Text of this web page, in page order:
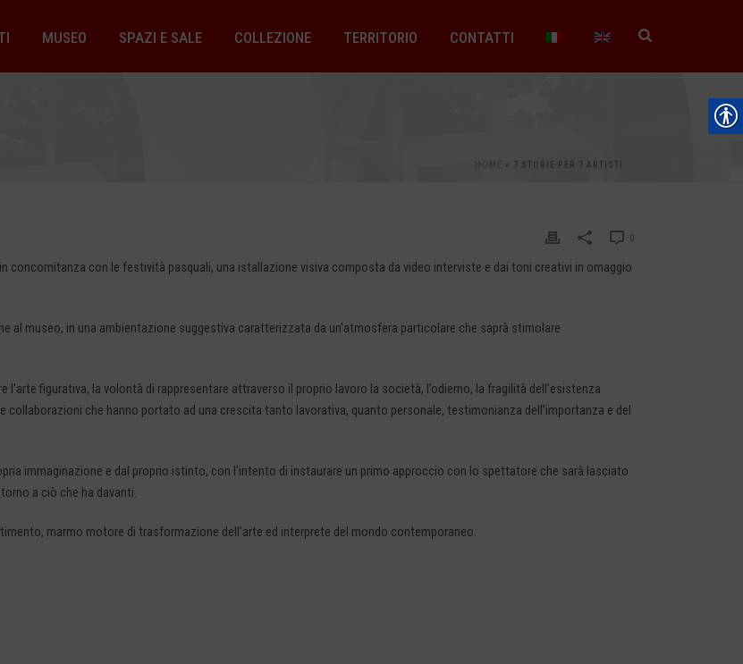
MUSEO SPAZI E SALE COLLEZIONE TERRITORIO CONTATTI
» 7 STORIE PER 7 ARTISTI
0
concomitanza con le festività pasquali, una istallazione visiva composta da video interviste e dai toni creativi in omaggio
al museo, in una ambientazione suggestiva caratterizzata da un’atmosfera particolare che saprà stimolare
figurativa, la volontà di rappresentare attraverso il proprio lavoro la società, l’odierno, la fragilità dell’esistenza
che hanno portato ad una crescita tanto lavorativa, quanto personale, testimonianza dell’importanza e del
immaginazione e dal proprio istinto, con l’intento di instaurare un primo approccio con lo spettatore che sarà lasciato
a ciò che ha davanti.
marmo motore di trasformazione dell’arte ed interprete del mondo contemporaneo.